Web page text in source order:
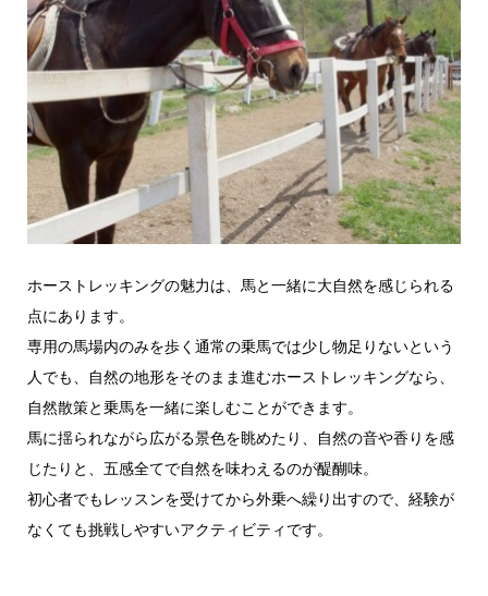
ホーストレッキングの魅力は、馬と一緒に大自然を感じられる
点にあります。
専用の馬場内のみを歩く通常の乗馬では少し物足りないという
人でも、自然の地形をそのまま進むホーストレッキングなら、
自然散策と乗馬を一緒に楽しむことができます。
馬に揺られながら広がる景色を眺めたり、自然の音や香りを感
じたりと、五感全てで自然を味わえるのが醍醐味。
初心者でもレッスンを受けてから外乗へ繰り出すので、経験が
なくても挑戦しやすいアクティビティです。